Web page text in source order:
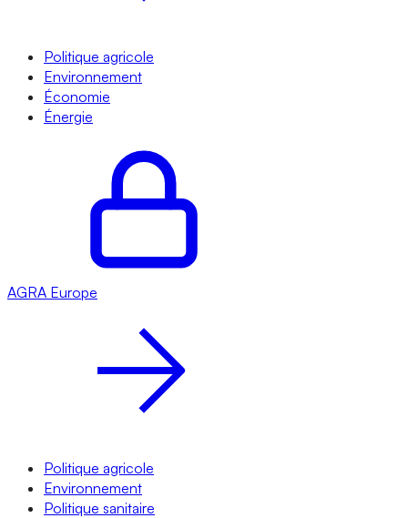
Politique agricole
Environnement
Économie
Énergie
AGRA Europe
Politique agricole
Environnement
Politique sanitaire